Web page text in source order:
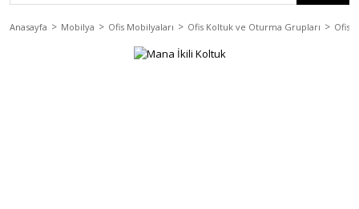
Anasayfa Mobilya Ofis Mobilyaları Ofis Koltuk ve Oturma Grupları Ofis